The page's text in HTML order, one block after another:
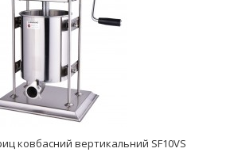
ковбасний вертикальний SF10VS